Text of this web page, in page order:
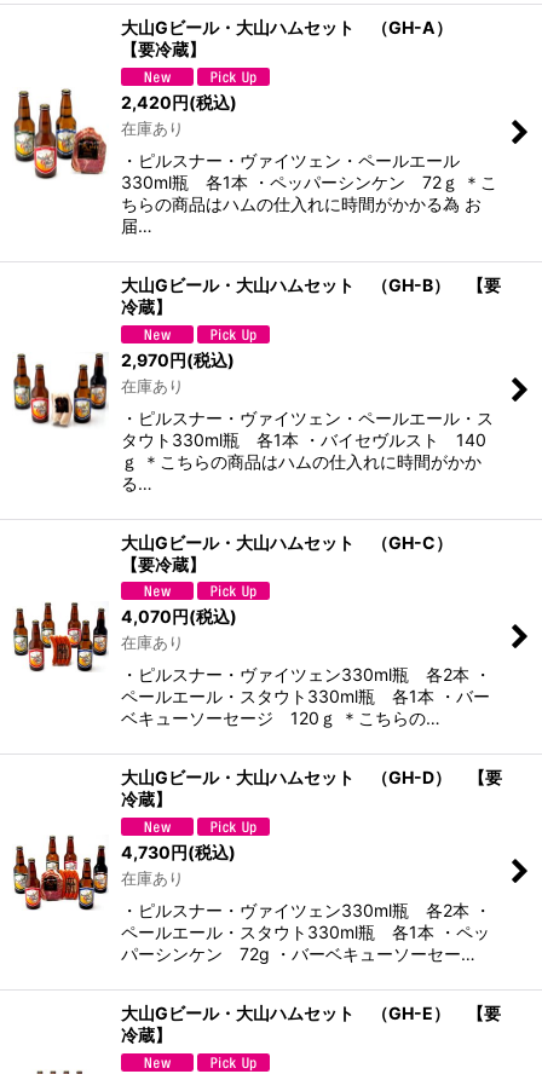
大山Gビール・大山ハムセット （GH-A）
【要冷蔵】
2,420円(税込)
在庫あり
・ピルスナー・ヴァイツェン・ペールエール
330ml瓶 各1本 ・ペッパーシンケン 72ｇ ＊こ
ちらの商品はハムの仕入れに時間がかかる為 お
届…
大山Gビール・大山ハムセット （GH-B） 【要
冷蔵】
2,970円(税込)
在庫あり
・ピルスナー・ヴァイツェン・ペールエール・ス
タウト330ml瓶 各1本 ・バイセヴルスト 140
ｇ ＊こちらの商品はハムの仕入れに時間がかか
る…
大山Gビール・大山ハムセット （GH-C）
【要冷蔵】
4,070 円(税込)
在庫あり
・ピルスナー・ヴァイツェン330ml瓶 各2本 ・
ペールエール・スタウト330ml瓶 各1本 ・バー
ベキューソーセージ 120ｇ ＊こちらの…
大山Gビール・大山ハムセット （GH-D） 【要
冷蔵】
4,730円(税込)
在庫あり
・ピルスナー・ヴァイツェン330ml瓶 各2本 ・
ペールエール・スタウト330ml瓶 各1本 ・ペッ
パーシンケン 72g ・バーベキューソーセー…
大山Gビール・大山ハムセット （GH-E） 【要
冷蔵】